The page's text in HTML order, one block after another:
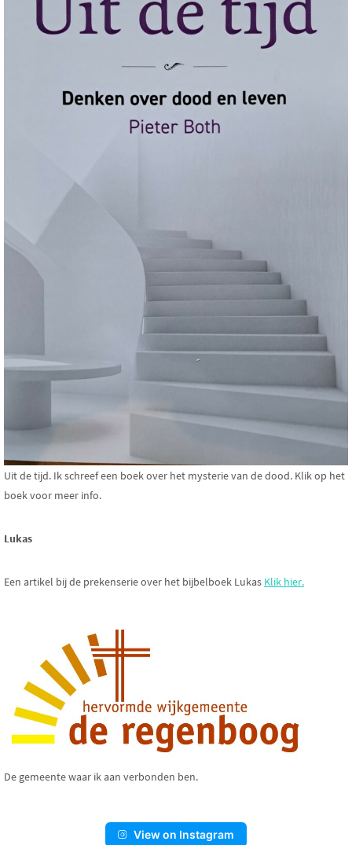
Uit de tijd. Ik schreef een boek over het mysterie van de dood. Klik op het
boek voor meer info.
Lukas
Een artikel bij de prekenserie over het bijbelboek Lukas Klik hier.
De gemeente waar ik aan verbonden ben.
View on Instagram